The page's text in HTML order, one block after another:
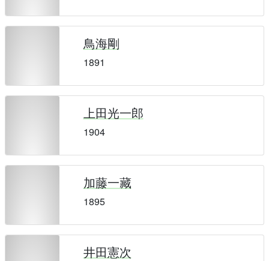
鳥海剛
1891
上田光一郎
1904
加藤一藏
1895
井田憲次